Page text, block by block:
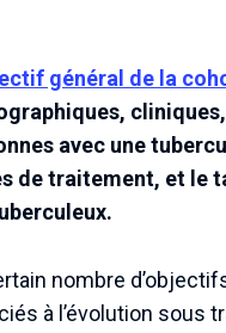
général de la
avec une
de traitement, et le
nombre
à l’évolution sous